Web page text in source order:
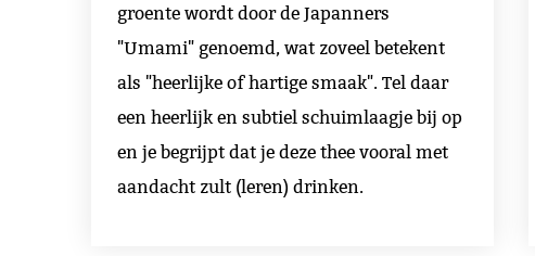
groente wordt door de Japanners
"Umami" genoemd, wat zoveel betekent
als "heerlijke of hartige smaak". Tel daar
een heerlijk en subtiel schuimlaagje bij op
en je begrijpt dat je deze thee vooral met
aandacht zult (leren) drinken.